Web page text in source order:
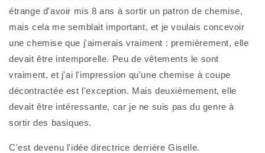
étrange d'avoir mis 8 ans à sortir un patron de chemise,
mais cela me semblait important, et je voulais concevoir
une chemise que j'aimerais vraiment : premièrement, elle
devait être intemporelle. Peu de vêtements le sont
vraiment, et j'ai l'impression qu'une chemise à coupe
décontractée est l'exception. Mais deuxièmement, elle
devait être intéressante, car je ne suis pas du genre à
sortir des basiques.
C'est devenu l'idée directrice derrière Giselle.